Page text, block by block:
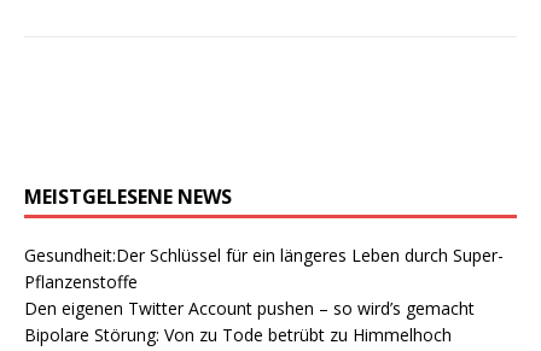
MEISTGELESENE NEWS
Gesundheit:Der Schlüssel für ein längeres Leben durch Super-
Pflanzenstoffe
Den eigenen Twitter Account pushen – so wird’s gemacht
Bipolare Störung: Von zu Tode betrübt zu Himmelhoch